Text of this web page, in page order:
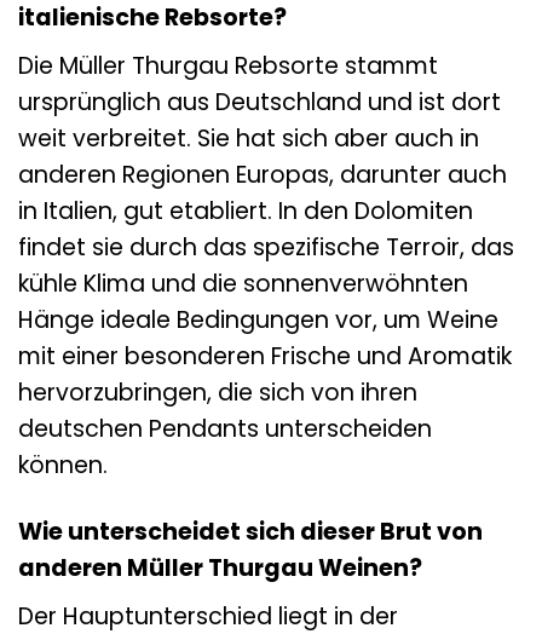
italienische Rebsorte?
Die Müller Thurgau Rebsorte stammt
ursprünglich aus Deutschland und ist dort
weit verbreitet. Sie hat sich aber auch in
anderen Regionen Europas, darunter auch
in Italien, gut etabliert. In den Dolomiten
findet sie durch das spezifische Terroir, das
kühle Klima und die sonnenverwöhnten
Hänge ideale Bedingungen vor, um Weine
mit einer besonderen Frische und Aromatik
hervorzubringen, die sich von ihren
deutschen Pendants unterscheiden
können.
Wie unterscheidet sich dieser Brut von
anderen Müller Thurgau Weinen?
Der Hauptunterschied liegt in der